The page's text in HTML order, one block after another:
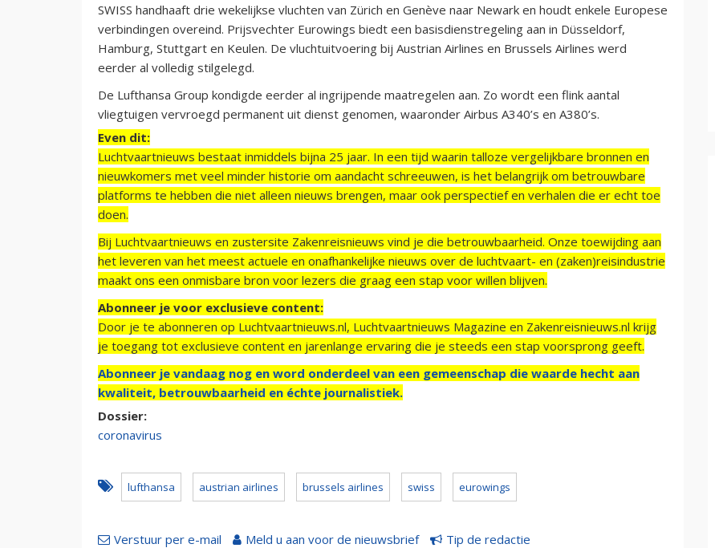
SWISS handhaaft drie wekelijkse vluchten van Zürich en Genève naar Newark en houdt enkele Europese
verbindingen overeind. Prijsvechter Eurowings biedt een basisdienstregeling aan in Düsseldorf,
Hamburg, Stuttgart en Keulen. De vluchtuitvoering bij Austrian Airlines en Brussels Airlines werd
eerder al volledig stilgelegd.
De Lufthansa Group kondigde eerder al ingrijpende maatregelen aan. Zo wordt een flink aantal
vliegtuigen vervroegd permanent uit dienst genomen, waaronder Airbus A340’s en A380’s.
Even dit:
Luchtvaartnieuws bestaat inmiddels bijna 25 jaar. In een tijd waarin talloze vergelijkbare bronnen en
nieuwkomers met veel minder historie om aandacht schreeuwen, is het belangrijk om betrouwbare
platforms te hebben die niet alleen nieuws brengen, maar ook perspectief en verhalen die er echt toe
doen.
Bij Luchtvaartnieuws en zustersite Zakenreisnieuws vind je die betrouwbaarheid. Onze toewijding aan
het leveren van het meest actuele en onafhankelijke nieuws over de luchtvaart- en (zaken)reisindustrie
maakt ons een onmisbare bron voor lezers die graag een stap voor willen blijven.
Abonneer je voor exclusieve content:
Door je te abonneren op Luchtvaartnieuws.nl, Luchtvaartnieuws Magazine en Zakenreisnieuws.nl krijg
je toegang tot exclusieve content en jarenlange ervaring die je steeds een stap voorsprong geeft.
Abonneer je vandaag nog en word onderdeel van een gemeenschap die waarde hecht aan
kwaliteit, betrouwbaarheid en échte journalistiek.
Dossier:
coronavirus
lufthansa austrian airlines brussels airlines swiss eurowings
Verstuur per e-mail Meld u aan voor de nieuwsbrief Tip de redactie